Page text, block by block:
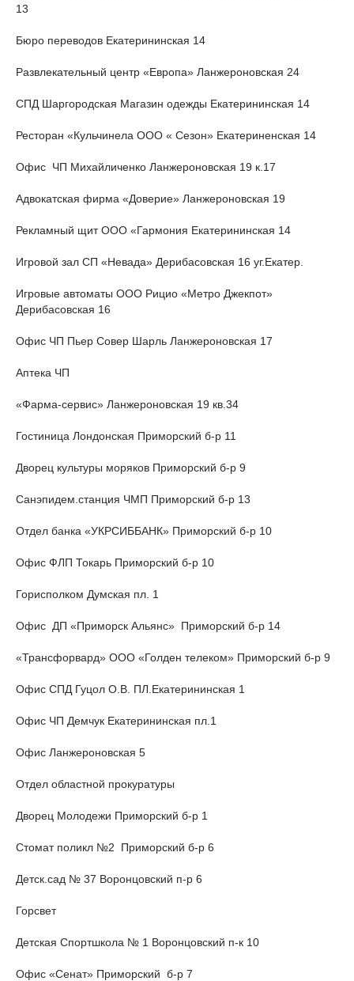
13
Бюро переводов Екатерининская 14
Развлекательный центр «Европа» Ланжероновская 24
СПД Шаргородская Магазин одежды Екатерининская 14
Ресторан «Кульчинела ООО « Сезон» Екатериненская 14
Офис ЧП Михайличенко Ланжероновская 19 к.17
Адвокатская фирма «Доверие» Ланжероновская 19
Рекламный щит ООО «Гармония Екатерининская 14
Игровой зал СП «Невада» Дерибасовская 16 уг.Екатер.
Игровые автоматы ООО Рицио «Метро Джекпот»
Дерибасовская 16
Офис ЧП Пьер Совер Шарль Ланжероновская 17
Аптека ЧП
«Фарма-сервис» Ланжероновская 19 кв.34
Гостиница Лондонская Приморский б-р 11
Дворец культуры моряков Приморский б-р 9
Санэпидем.станция ЧМП Приморский б-р 13
Отдел банка «УКРСИББАНК» Приморский б-р 10
Офис ФЛП Токарь Приморский б-р 10
Горисполком Думская пл. 1
Офис ДП «Приморск Альянс» Приморский б-р 14
«Трансфорвард» ООО «Голден телеком» Приморский б-р 9
Офис СПД Гуцол О.В. ПЛ.Екатерининская 1
Офис ЧП Демчук Екатерининская пл.1
Офис Ланжероновская 5
Отдел областной прокуратуры
Дворец Молодежи Приморский б-р 1
Стомат поликл №2 Приморский б-р 6
Детск.сад № 37 Воронцовский п-р 6
Горсвет
Детская Спортшкола № 1 Воронцовский п-к 10
Офис «Сенат» Приморский б-р 7